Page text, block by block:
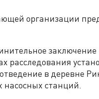
организации
заключение
в деревне
насосных станций.